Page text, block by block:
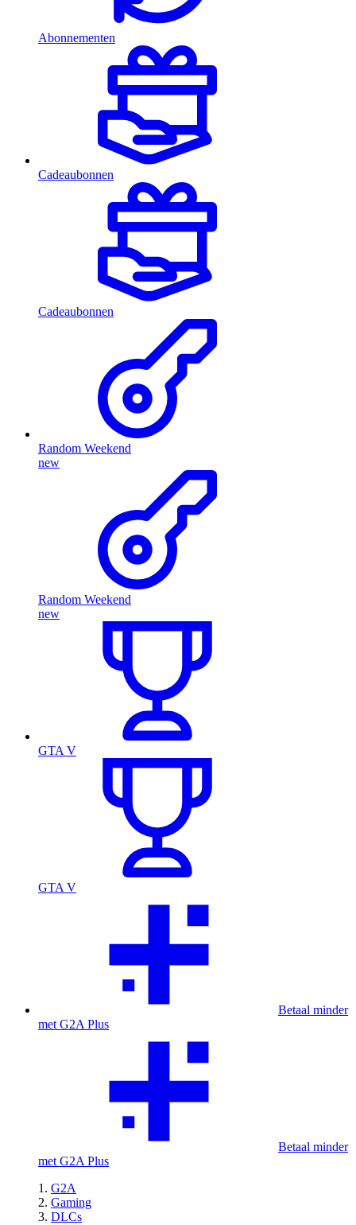
Abonnementen
Cadeaubonnen
Cadeaubonnen
Random Weekend
new
Random Weekend
new
GTA V
GTA V
Betaal minder
met G2A Plus
Betaal minder
met G2A Plus
G2A
Gaming
DLCs